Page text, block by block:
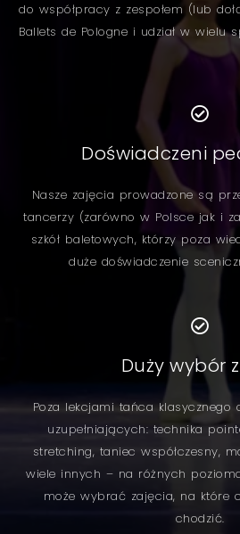
do współpracy z zespołem (lub
Ballets de Pologne i udział w wielu
Doświadczeni
Nasze zajęcia prowadzone są
tancerzy (zarówno w Polsce jak i
szkół baletowych, którzy poza
duże doświadczenie
Duży wybór
Poza lekcjami tańca klasycznego
uzupełniających: technika
stretching, taniec współczesny,
wiele innych – na różnych
może wybrać zajęcia, na które
chodzić.